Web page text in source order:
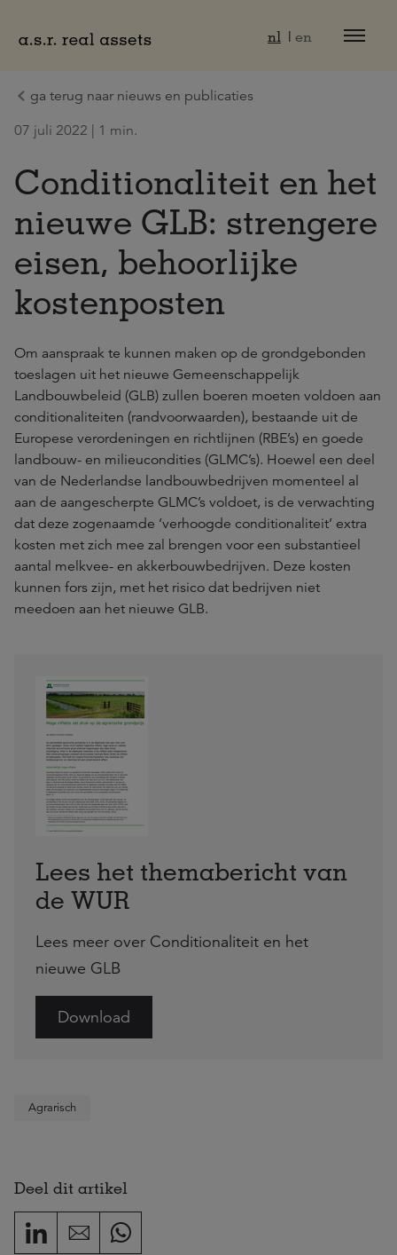
nl en
ga terug naar nieuws en publicaties
07 juli 2022 | 1 min.
Conditionaliteit en het
nieuwe GLB: strengere
eisen, behoorlijke
kostenposten
Om aanspraak te kunnen maken op de grondgebonden
toeslagen uit het nieuwe Gemeenschappelijk
Landbouwbeleid (GLB) zullen boeren moeten voldoen aan
conditionaliteiten (randvoorwaarden), bestaande uit de
Europese verordeningen en richtlijnen (RBE’s) en goede
landbouw- en milieucondities (GLMC’s). Hoewel een deel
van de Nederlandse landbouwbedrijven momenteel al
aan de aangescherpte GLMC’s voldoet, is de verwachting
dat deze zogenaamde ‘verhoogde conditionaliteit’ extra
kosten met zich mee zal brengen voor een substantieel
aantal melkvee- en akkerbouwbedrijven. Deze kosten
kunnen fors zijn, met het risico dat bedrijven niet
meedoen aan het nieuwe GLB.
Lees het themabericht van
de WUR
Lees meer over Conditionaliteit en het
nieuwe GLB
Download
Agrarisch
Deel dit artikel